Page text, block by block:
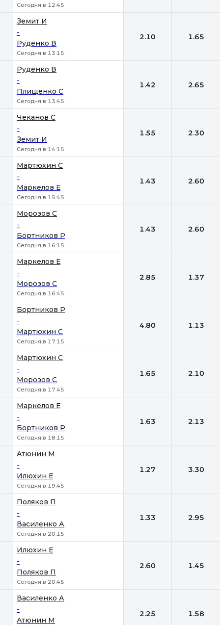
Сегодня в 12:45
Земит И
-
Руденко В
Сегодня в 13:15
2.10 1.65
Руденко В
-
Плищенко С
Сегодня в 13:45
1.42 2.65
Чеканов С
-
Земит И
Сегодня в 14:15
1.55 2.30
Мартюхин С
-
Маркелов Е
Сегодня в 15:45
1.43 2.60
Морозов С
-
Бортников Р
Сегодня в 16:15
1.43 2.60
Маркелов Е
-
Морозов С
Сегодня в 16:45
2.85 1.37
Бортников Р
-
Мартюхин С
Сегодня в 17:15
4.80 1.13
Мартюхин С
-
Морозов С
Сегодня в 17:45
1.65 2.10
Маркелов Е
-
Бортников Р
Сегодня в 18:15
1.63 2.13
Атюнин М
-
Илюхин Е
Сегодня в 19:45
1.27 3.30
Поляков П
-
Василенко А
Сегодня в 20:15
1.33 2.95
Илюхин Е
-
Поляков П
Сегодня в 20:45
2.60 1.45
Василенко А
-
Атюнин М
2.25 1.58